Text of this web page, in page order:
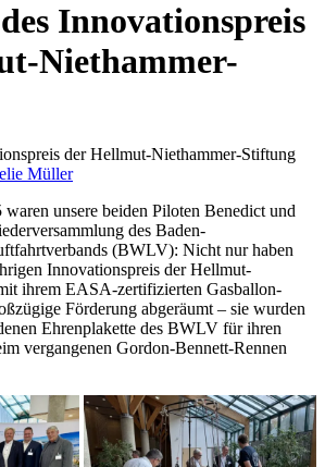
Innovationspreis
Niethammer-
der Hellmut-Niethammer-Stiftung
Müller
unsere beiden Piloten Benedict und
des Baden-
(BWLV): Nicht nur haben
Innovationspreis der Hellmut-
ihrem EASA-zertifizierten Gasballon-
Förderung abgeräumt – sie wurden
Ehrenplakette des BWLV für ihren
vergangenen Gordon-Bennett-Rennen